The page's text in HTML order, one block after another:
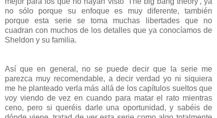
no sólo porque su enfoque es muy diferente, también
porque esta serie se toma muchas libertades que no
cuadran con muchos de los detalles que ya conocíamos de
Sheldon y su familia.
Así que en general, no se puede decir que la serie me
parezca muy recomendable, a decir verdad yo ni siquiera
me he planteado verla más allá de los capítulos sueltos que
voy viendo de vez en cuando para matar el rato mientras
ceno, pero si queréis darle una oportunidad, y sabéis de